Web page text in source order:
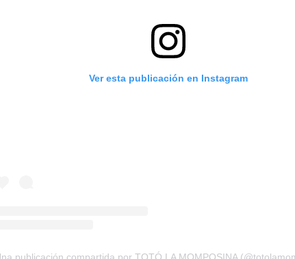
Ver esta publicación en Instagram